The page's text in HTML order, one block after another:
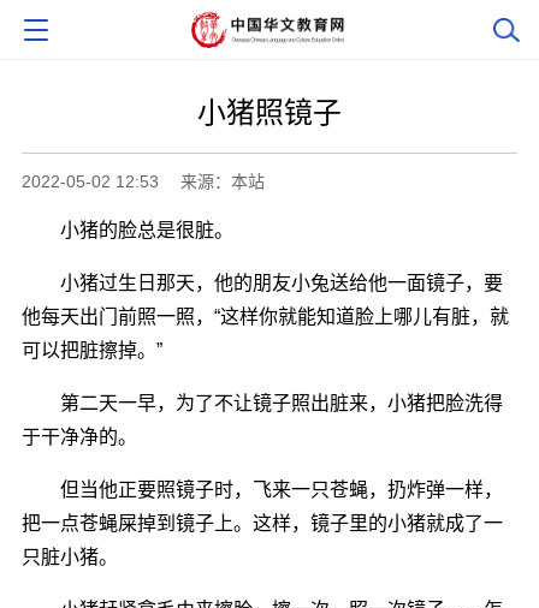
小猪照镜子
2022-05-02 12:53 来源：本站
小猪的脸总是很脏。
小猪过生日那天，他的朋友小兔送给他一面镜子，要
他每天出门前照一照，“这样你就能知道脸上哪儿有脏，就
可以把脏擦掉。”
第二天一早，为了不让镜子照出脏来，小猪把脸洗得
于干净净的。
但当他正要照镜子时，飞来一只苍蝇，扔炸弹一样，
把一点苍蝇屎掉到镜子上。这样，镜子里的小猪就成了一
只脏小猪。